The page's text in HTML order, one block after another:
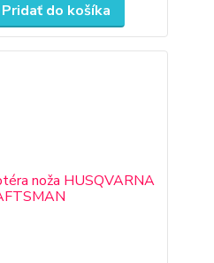
Pridať do košíka